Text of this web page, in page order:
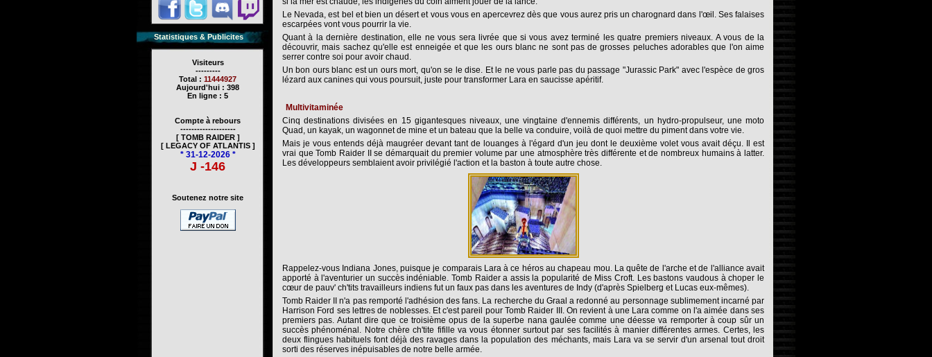
Statistiques & Publicites
Visiteurs
---------
Total : 11444927
Aujourd'hui : 398
En ligne : 5
Compte à rebours
--------------------
[ TOMB RAIDER ]
[ LEGACY OF ATLANTIS ]
* 31-12-2026 *
J -146
Soutenez notre site
Le Nevada, est bel et bien un désert et vous vous en apercevrez dès que vous aurez pris un charognard dans l'œil. Ses falaises
escarpées vont vous pourrir la vie.
Quant à la dernière destination, elle ne vous sera livrée que si vous avez terminé les quatre premiers niveaux. A vous de la
découvrir, mais sachez qu'elle est enneigée et que les ours blanc ne sont pas de grosses peluches adorables que l'on aime
serrer contre soi pour avoir chaud.
Un bon ours blanc est un ours mort, qu'on se le dise. Et le ne vous parle pas du passage "Jurassic Park" avec l'espèce de gros
lézard aux canines qui vous poursuit, juste pour transformer Lara en saucisse apéritif.
Multivitaminée
Cinq destinations divisées en 15 gigantesques niveaux, une vingtaine d'ennemis différents, un hydro-propulseur, une moto
Quad, un kayak, un wagonnet de mine et un bateau que la belle va conduire, voilà de quoi mettre du piment dans votre vie.
Mais je vous entends déjà maugréer devant tant de louanges à l'égard d'un jeu dont le deuxième volet vous avait déçu. Il est
vrai que Tomb Raider II se démarquait du premier volume par une atmosphère très différente et de nombreux humains à latter.
Les développeurs semblaient avoir privilégié l'action et la baston à toute autre chose.
Rappelez-vous Indiana Jones, puisque je comparais Lara à ce héros au chapeau mou. La quête de l'arche et de l'alliance avait
apporté à l'aventurier un succès indéniable. Tomb Raider a assis la popularité de Miss Croft. Les bastons vaudous à choper le
cœur de pauv' ch'tits travailleurs indiens fut un faux pas dans les aventures de Indy (d'après Spielberg et Lucas eux-mêmes).
Tomb Raider II n'a pas remporté l'adhésion des fans. La recherche du Graal a redonné au personnage sublimement incarné par
Harrison Ford ses lettres de noblesses. Et c'est pareil pour Tomb Raider III. On revient à une Lara comme on l'a aimée dans ses
premiers pas. Autant dire que ce troisième opus de la superbe nana gaulée comme une déesse va remporter à coup sûr un
succès phénoménal. Notre chère ch'tite fifille va vous étonner surtout par ses facilités à manier différentes armes. Certes, les
deux flingues habituels font déjà des ravages dans la population des méchants, mais Lara va se servir d'un arsenal tout droit
sorti des réserves inépuisables de notre belle armée.